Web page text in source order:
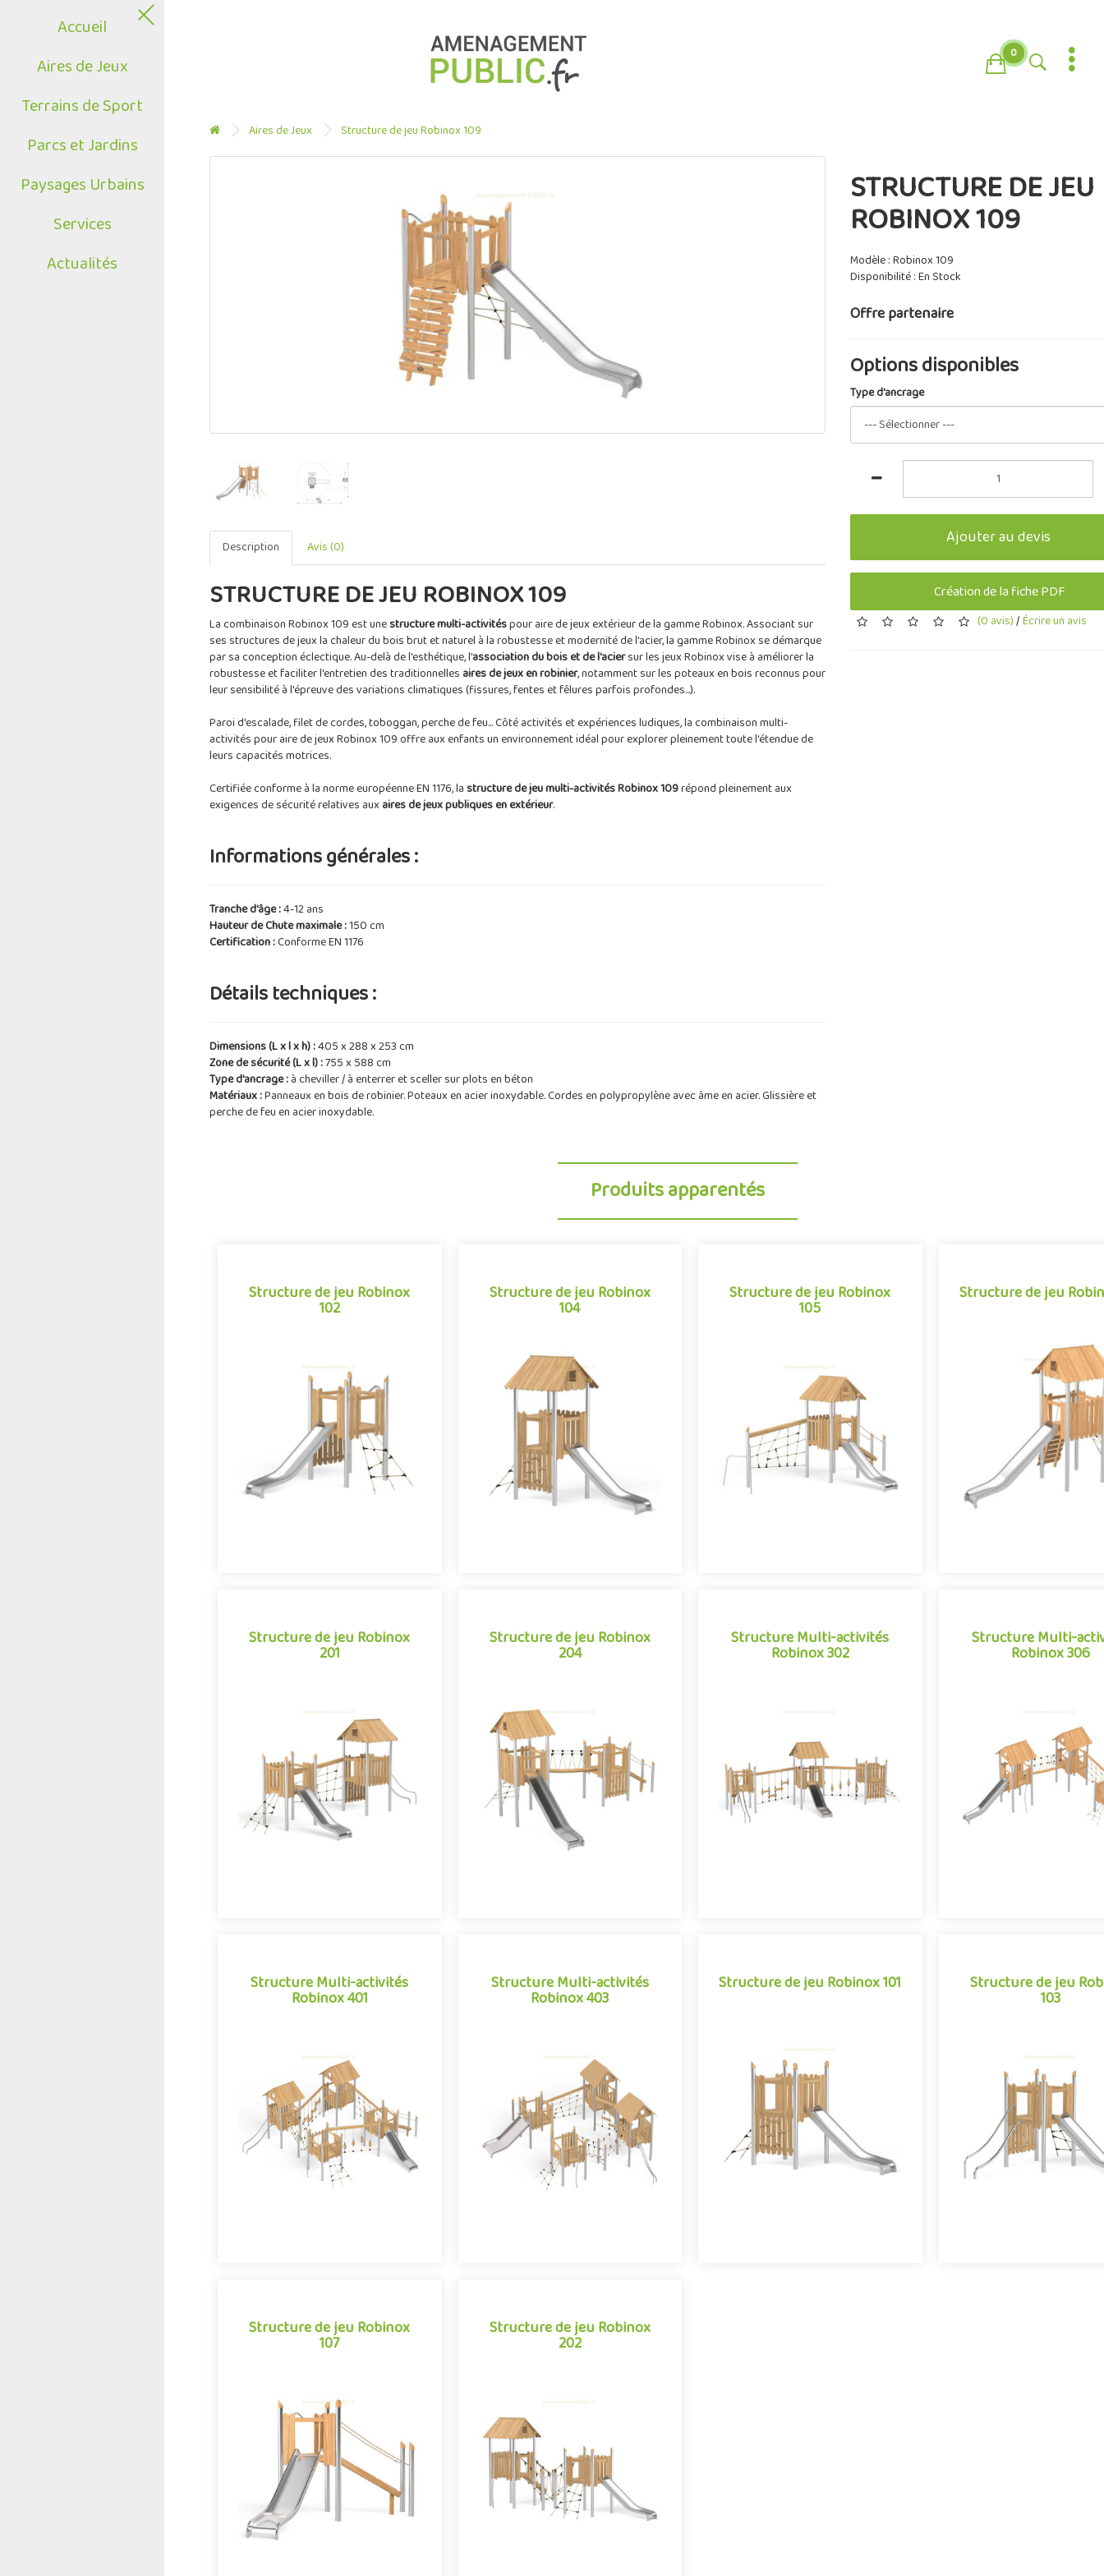
Accueil
Aires de Jeux
Terrains de Sport
Parcs et Jardins
Paysages Urbains
Services
Actualités
0
Aires de Jeux Structure de jeu Robinox 109
Description Avis (0)
STRUCTURE DE JEU ROBINOX 109
La combinaison Robinox 109 est unestructure multi-activitéspour aire de jeux extérieur de la gamme Robinox. Associant sur
ses structures de jeux la chaleur du bois brut et naturel à la robustesse et modernité de l'acier, la gamme Robinox se démarque
par sa conception éclectique. Au-delà de l'esthétique, l'association du bois et de l'aciersur les jeux Robinox vise à améliorer la
robustesse et faciliter l'entretien des traditionnelles aires de jeux en robinier, notamment sur les poteaux en bois reconnus pour
leur sensibilité à l'épreuve des variations climatiques (fissures, fentes et fêlures parfois profondes...).
Paroi d'escalade, filet de cordes, toboggan, perche de feu... Côté activités et expériences ludiques, la combinaison multi-
activités pour aire de jeux Robinox 109 offre aux enfants un environnement idéal pour explorer pleinement toute l'étendue de
leurs capacités motrices.
Certifiée conforme à la norme européenne EN 1176, lastructure de jeu multi-activités Robinox 109répond pleinement aux
exigences de sécurité relatives aux aires de jeux publiques en extérieur.
Informations générales :
Tranche d'âge :4-12 ans
Hauteur de Chute maximale :150 cm
Certification :Conforme EN 1176
Détails techniques :
Dimensions (L x l x h) :405 x 288 x 253 cm
Zone de sécurité (L x l) :755 x 588 cm
Type d'ancrage :à cheviller / à enterrer et sceller sur plots en béton
Matériaux :Panneaux en bois de robinier. Poteaux en acier inoxydable. Cordes en polypropylène avec âme en acier. Glissière et
perche de feu en acier inoxydable.
STRUCTURE DE JEU
ROBINOX 109
Modèle : Robinox 109
Disponibilité : En Stock
Offre partenaire
Options disponibles
Type d'ancrage
Ajouter au devis
Création de la fiche PDF
(0 avis)/Écrire un avis
Produits apparentés
Structure de jeu Robinox
102
La combinaison Robinox 102 est une
structure multi-activités pour aire de
jeux extérieur de la gamme Robinox.
Associant sur s..
Offre partenaire
Structure de jeu Robinox
104
104
La combinaison Robinox 104 est une
structure multi-activités pour aire de
jeux extérieur de la gamme Robinox.
Associant sur s..
Offre partenaire
Structure de jeu Robinox
105
La combinaison Robinox 105 est une
structure multi-activités pour aire de
jeux extérieur de la gamme Robinox.
Associant sur s..
Offre partenaire
Structure de jeu
Structure de jeu
La combinaison Robinox
structure multi-activités
jeux extérieur de la gamme
Associant sur s..
Offre partenaire
Structure de jeu Robinox
201
La combinaison 2 tours Robinox 201
est une structure multi-activités pour
aire de jeux extérieur de la gamme
Robinox. Associa..
Offre partenaire
Structure de jeu Robinox
204
La combinaison 2 tours Robinox 204
est une structure multi-activités pour
aire de jeux extérieur de la gamme
Robinox. Associa..
Offre partenaire
Structure Multi-activités
Robinox 302
est une structure multi-activités pour
aire de jeux extérieur de la gamme
Robinox. Associa..
Offre partenaire
Structure Multi-
Robinox 306
La combinaison 3 tours
est une structure multi-
aire de jeux extérieur de la
Robinox. Associa..
Offre partenaire
Structure Multi-activités
Robinox 401
La combinaison 4 tours Robinox 401
est une structure multi-activités pour
aire de jeux extérieur de la gamme
Robinox. Associa..
Offre partenaire
Structure Multi-activités
Robinox 403
La combinaison 4 tours Robinox 403
est une structure multi-activités pour
aire de jeux extérieur de la gamme
Robinox. Associa..
Offre partenaire
Structure de jeu Robinox 101
La combinaison Robinox 101 est une
structure multi-activités pour aire de
jeux extérieur de la gamme Robinox.
Associant sur s..
Offre partenaire
Structure de jeu
103
La combinaison Robinox
structure multi-activités
jeux extérieur de la gamme
Associant sur s..
Offre partenaire
Structure de jeu Robinox
107
La combinaison Robinox 107 est une
structure multi-activités pour aire de
jeux extérieur de la gamme Robinox.
Associant sur s..
Offre partenaire
Structure de jeu Robinox
202
La combinaison 2 tours Robinox 202
est une structure multi-activités pour
aire de jeux extérieur de la gamme
Robinox. Associa..
Offre partenaire